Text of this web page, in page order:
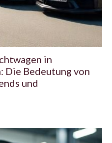
in
Bedeutung von
und